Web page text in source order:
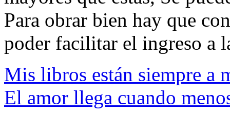
Para obrar bien hay que
poder facilitar el ingreso a
Mis libros están siempre a
El amor llega cuando